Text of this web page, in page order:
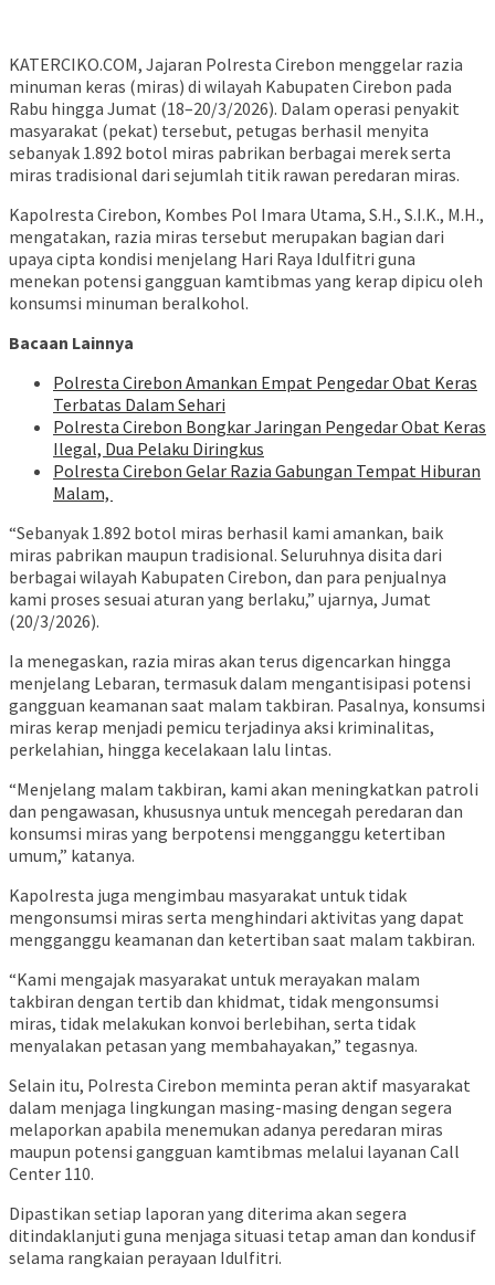
KATERCIKO.COM, Jajaran Polresta Cirebon menggelar razia
minuman keras (miras) di wilayah Kabupaten Cirebon pada
Rabu hingga Jumat (18–20/3/2026). Dalam operasi penyakit
masyarakat (pekat) tersebut, petugas berhasil menyita
sebanyak 1.892 botol miras pabrikan berbagai merek serta
miras tradisional dari sejumlah titik rawan peredaran miras.
Kapolresta Cirebon, Kombes Pol Imara Utama, S.H., S.I.K., M.H.,
mengatakan, razia miras tersebut merupakan bagian dari
upaya cipta kondisi menjelang Hari Raya Idulfitri guna
menekan potensi gangguan kamtibmas yang kerap dipicu oleh
konsumsi minuman beralkohol.
Bacaan Lainnya
Polresta Cirebon Amankan Empat Pengedar Obat Keras
Terbatas Dalam Sehari
Polresta Cirebon Bongkar Jaringan Pengedar Obat Keras
Ilegal, Dua Pelaku Diringkus
Polresta Cirebon Gelar Razia Gabungan Tempat Hiburan
Malam,
“Sebanyak 1.892 botol miras berhasil kami amankan, baik
miras pabrikan maupun tradisional. Seluruhnya disita dari
berbagai wilayah Kabupaten Cirebon, dan para penjualnya
kami proses sesuai aturan yang berlaku,” ujarnya, Jumat
(20/3/2026).
Ia menegaskan, razia miras akan terus digencarkan hingga
menjelang Lebaran, termasuk dalam mengantisipasi potensi
gangguan keamanan saat malam takbiran. Pasalnya, konsumsi
miras kerap menjadi pemicu terjadinya aksi kriminalitas,
perkelahian, hingga kecelakaan lalu lintas.
“Menjelang malam takbiran, kami akan meningkatkan patroli
dan pengawasan, khususnya untuk mencegah peredaran dan
konsumsi miras yang berpotensi mengganggu ketertiban
umum,” katanya.
Kapolresta juga mengimbau masyarakat untuk tidak
mengonsumsi miras serta menghindari aktivitas yang dapat
mengganggu keamanan dan ketertiban saat malam takbiran.
“Kami mengajak masyarakat untuk merayakan malam
takbiran dengan tertib dan khidmat, tidak mengonsumsi
miras, tidak melakukan konvoi berlebihan, serta tidak
menyalakan petasan yang membahayakan,” tegasnya.
Selain itu, Polresta Cirebon meminta peran aktif masyarakat
dalam menjaga lingkungan masing-masing dengan segera
melaporkan apabila menemukan adanya peredaran miras
maupun potensi gangguan kamtibmas melalui layanan Call
Center 110.
Dipastikan setiap laporan yang diterima akan segera
ditindaklanjuti guna menjaga situasi tetap aman dan kondusif
selama rangkaian perayaan Idulfitri.